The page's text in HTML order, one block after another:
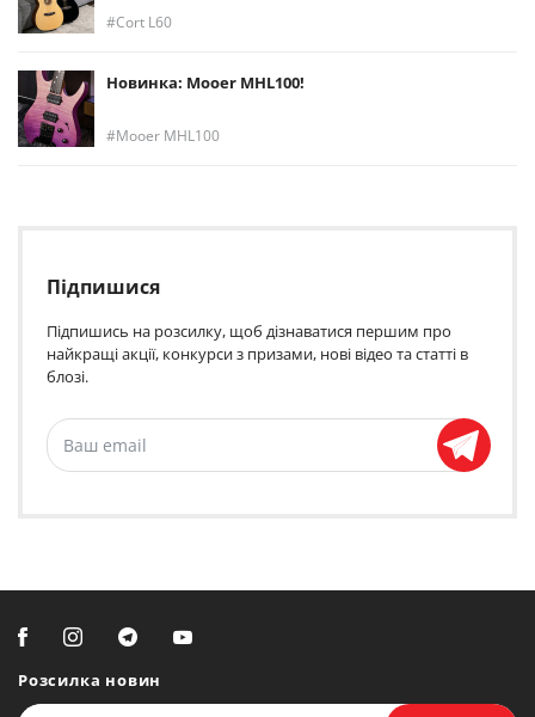
Cort L60
Новинка: Mooer MHL100!
Mooer MHL100
Підпишися
Підпишись на розсилку, щоб дізнаватися першим про
найкращі акції, конкурси з призами, нові відео та статті в
блозі.
Розсилка новин